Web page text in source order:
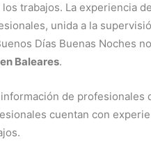
trabajos. La experiencia
unida a la
Días Buenas Noches
Baleares.
de profesionales
cuentan con